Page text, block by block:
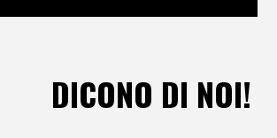
DICONO DI NOI!